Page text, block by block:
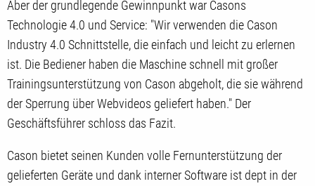
Aber der grundlegende Gewinnpunkt war Casons
Technologie 4.0 und Service: "Wir verwenden die Cason
Industry 4.0 Schnittstelle, die einfach und leicht zu erlernen
ist. Die Bediener haben die Maschine schnell mit großer
Trainingsunterstützung von Cason abgeholt, die sie während
der Sperrung über Webvideos geliefert haben." Der
Geschäftsführer schloss das Fazit.
Cason bietet seinen Kunden volle Fernunterstützung der
gelieferten Geräte und dank interner Software ist dept in der